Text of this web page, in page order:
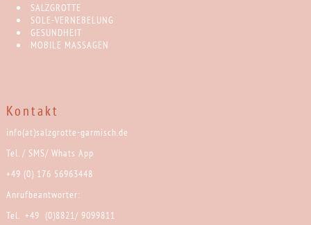
SALZGROTTE
SOLE-VERNEBELUNG
GESUNDHEIT
MOBILE MASSAGEN
Kontakt
info(at)salzgrotte-garmisch.de
Tel. / SMS/ Whats App
+49 (0) 176 56963448
Anrufbeantworter:
Tel. +49 (0)8821/ 9099811